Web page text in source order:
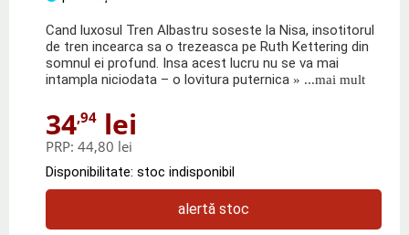
Cand luxosul Tren Albastru soseste la Nisa, insotitorul
de tren incearca sa o trezeasca pe Ruth Kettering din
somnul ei profund. Insa acest lucru nu se va mai
intampla niciodata – o lovitura puternica » ...mai mult
34,94 lei
PRP: 44,80 lei
Disponibilitate: stoc indisponibil
alertă stoc